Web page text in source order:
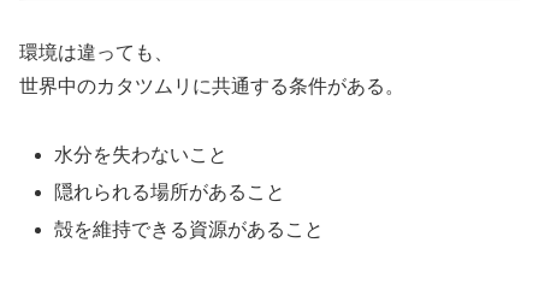
環境は違っても、
世界中のカタツムリに共通する条件がある。
水分を失わないこと
隠れられる場所があること
殻を維持できる資源があること